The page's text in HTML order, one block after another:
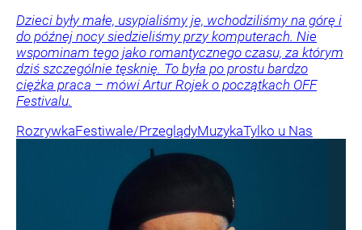
Dzieci były małe, usypialiśmy je, wchodziliśmy na górę i
do późnej nocy siedzieliśmy przy komputerach. Nie
wspominam tego jako romantycznego czasu, za którym
dziś szczególnie tęsknię. To była po prostu bardzo
ciężka praca – mówi Artur Rojek o początkach OFF
Festivalu.
RozrywkaFestiwale/PrzeglądyMuzykaTylko u Nas